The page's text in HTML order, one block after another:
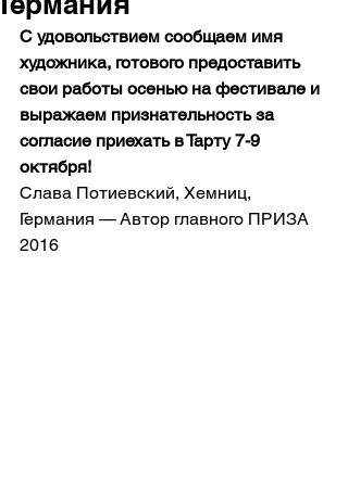
С удовольствием сообщаем имя
художника, готового предоставить
свои работы осенью на фестивале и
выражаем признательность за
согласие приехать в Тарту 7-9
октября!
Слава Потиевский, Хемниц,
Германия — Автор главного ПРИЗА
2016